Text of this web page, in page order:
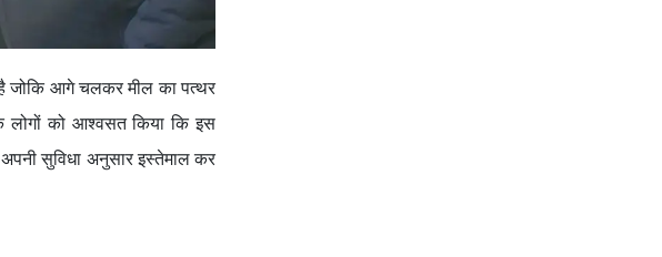
है जोकि आगे चलकर मील का पत्थर
लोगों को आश्वसत किया कि इस
सुविधा अनुसार इस्तेमाल कर